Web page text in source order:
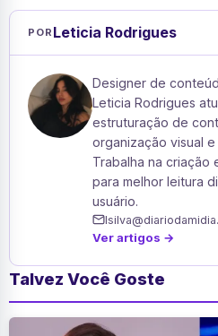
POR Leticia Rodrigues
Designer de
Leticia Rodrigues
estruturação de
organização visual
Trabalha na criação
para melhor leitura
usuário.
Ver artigos →
Talvez Você Goste